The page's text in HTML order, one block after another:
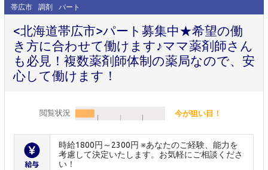
帯広市 調剤 パート
<北海道帯広市>パート募集中★希望の働
き方に合わせて働けます♪ママ薬剤師さん
も必見！複数薬剤師体制の薬局なので、安
心して働けます！
閲覧状況 今が狙い目！
時給1800円～2300円 ※あなたのご経験、能力を
考慮して決定いたします。お気軽にご相談くださ
い！